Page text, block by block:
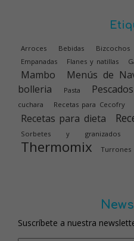
Arroces Bebidas Bizcochos
Empanadas Flanes y natillas
Mambo Menús de
bolleria
Pasta Pescados
cuchara
Recetas para Cecofry
Recetas para dieta
Sorbetes y granizados
Thermomix Turrones
Suscríbete a nuestra